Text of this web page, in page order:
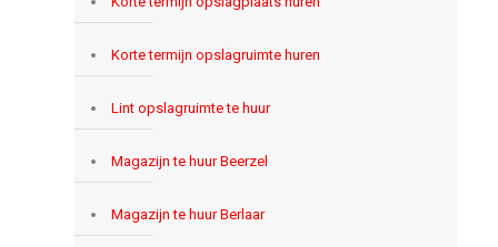
Korte termijn opslagruimte huren
Lint opslagruimte te huur
Magazijn te huur Beerzel
Magazijn te huur Berlaar